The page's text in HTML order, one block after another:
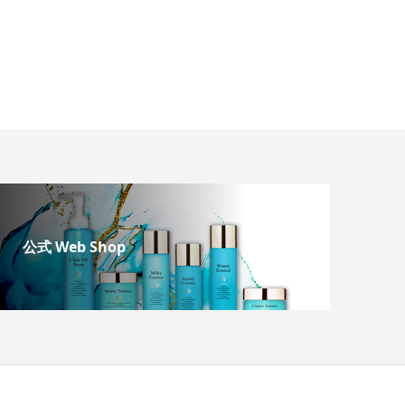
公式 Web Shop